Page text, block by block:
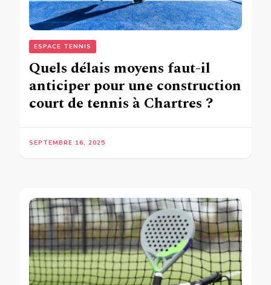
ESPACE TENNIS
Quels délais moyens faut-il
anticiper pour une construction
court de tennis à Chartres ?
SEPTEMBRE 16, 2025